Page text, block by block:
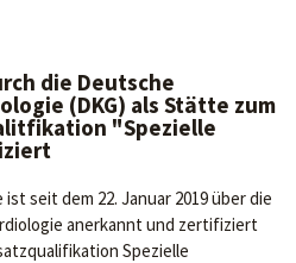
die Deutsche
(DKG) als Stätte zum
"Spezielle
seit dem 22. Januar 2019 über die
anerkannt und zertifiziert
Spezielle